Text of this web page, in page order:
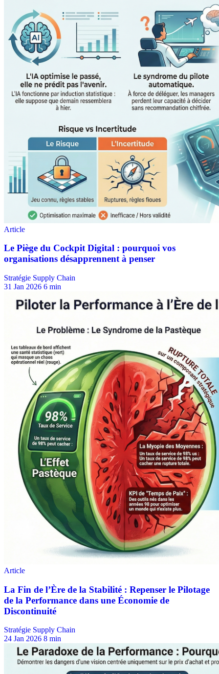
Stratégie Supply Chain
31 Jan 2026 6 min
Stratégie Supply Chain
24 Jan 2026 8 min